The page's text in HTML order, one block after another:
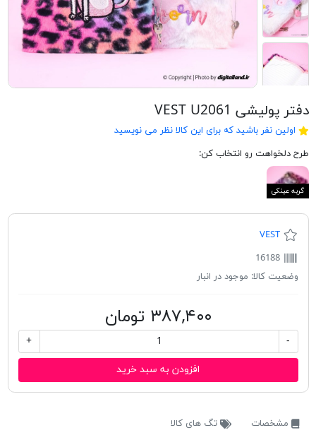
دفتر پولیشی VEST U2061
اولین نفر باشید که برای این کالا نظر می نویسید
طرح دلخواهت رو انتخاب کن:
گربه عینکی
VEST
16188
وضعیت کالا: موجود در انبار
۳۸۷,۴۰۰ تومان
-
+
افزودن به سبد خرید
مشخصات تگ های کالا